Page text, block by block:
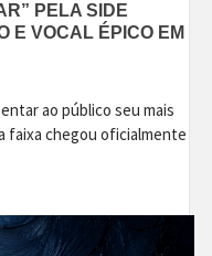
PELA SIDE
E VOCAL ÉPICO EM
ao público seu mais
faixa chegou oficialmente